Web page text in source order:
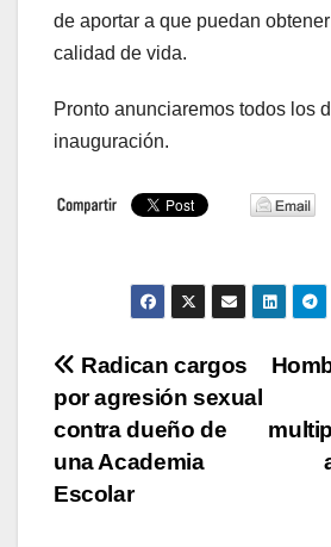
de aportar a que puedan
calidad de vida.
Pronto anunciaremos todos los
inauguración.
Navegación
de
entradas
Radican cargos
por agresión sexual
contra dueño de
una Academia
Escolar